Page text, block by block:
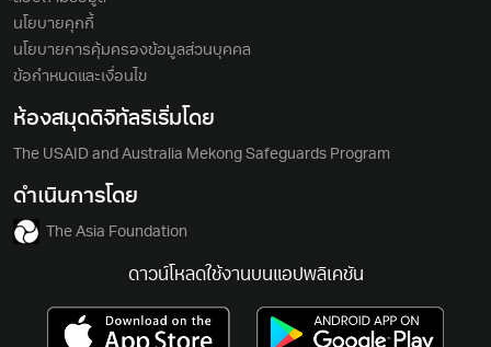
นโยบายคุกกี้
นโยบายการคุ้มครองข้อมูลส่วนบุคคล
ข้อกำหนดและเงื่อนไข
ห้องสมุดดิจิทัลริเริ่มโดย
The USAID and Australia Mekong Safeguards Program
ดำเนินการโดย
The Asia Foundation
ดาวน์โหลดใช้งานบนแอปพลิเคชัน